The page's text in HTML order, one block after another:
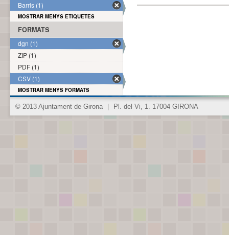
Barris (1)
MOSTRAR MENYS ETIQUETES
FORMATS
dgn (1)
ZIP (1)
PDF (1)
CSV (1)
MOSTRAR MENYS FORMATS
© 2013 Ajuntament de Girona Pl. del Vi, 1. 17004 GIRONA